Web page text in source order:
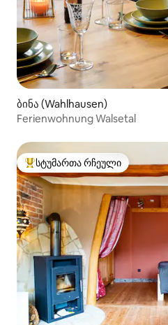
ბინა (Wahlhausen)
Ferienwohnung Walsetal
სტუმართა რჩეული მოწინავე
სტუმართა რჩეული